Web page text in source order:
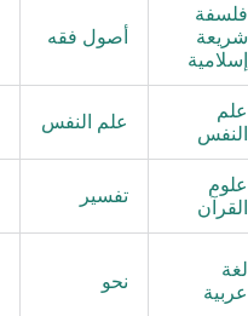
فلسفة
شريعة
إسلامية
أصول فقه
علم
النفس
علم النفس
علوم
القرآن
تفسير
لغة
عربية
نحو